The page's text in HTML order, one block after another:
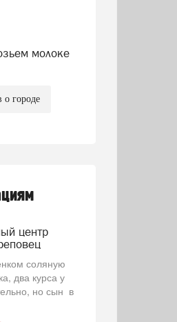
молоке
о городе
центр
соляную
два курса у
но сын в